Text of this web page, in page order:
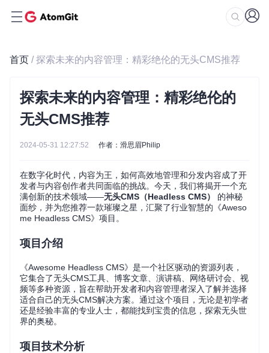
首页 / 探索未来的内容管理：精彩绝伦的无头CMS推荐
探索未来的内容管理：精彩绝伦的
无头CMS推荐
2024-05-31 12:27:52 作者：滑思眉Philip
在数字化时代，内容为王，如何高效地管理和分发内容成了开
发者与内容创作者共同面临的挑战。今天，我们将揭开一个充
满创新的技术领域——无头CMS（Headless CMS）
的神秘
面纱，并为您推荐一款璀璨之星，汇聚了行业智慧的《Aweso
me Headless CMS》项目。
项目介绍
《Awesome Headless CMS》是一个社区驱动的资源列表，
它集合了无头CMS工具、博客文章、演讲稿、网络研讨会、视
频等多种资源，旨在帮助开发者和内容管理者深入了解并选择
适合自己的无头CMS解决方案。通过这个项目，无论是初学者
还是经验丰富的专业人士，都能找到宝贵的信息，探索无头世
界的奥秘。
项目技术分析